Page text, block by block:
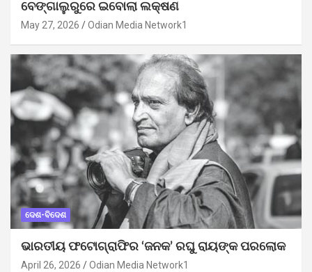
ବେଙ୍ଗାଲୁରୁରେ ଇବୋଲା ଲକ୍ଷଣ
May 27, 2026 Odian Media Network1
ଦେଶ-ବିଦେଶ
ଭାରତୀୟ ଫଟୋଗ୍ରାଫିର ‘ଜନକ’ ରଘୁ ରାୟଙ୍କ ପରଲୋକ
April 26, 2026 Odian Media Network1